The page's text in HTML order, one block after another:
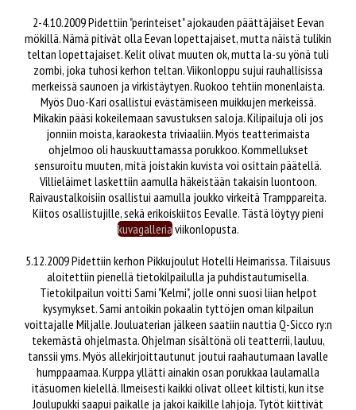
2-4.10.2009 Pidettiin "perinteiset" ajokauden päättäjäiset Eevan
mökillä. Nämä pitivät olla Eevan lopettajaiset, mutta näistä tulikin
teltan lopettajaiset. Kelit olivat muuten ok, mutta la-su yönä tuli
zombi, joka tuhosi kerhon teltan. Viikonloppu sujui rauhallisissa
merkeissä saunoen ja virkistäytyen. Ruokoo tehtiin monenlaista.
Myös Duo-Kari osallistui evästämiseen muikkujen merkeissä.
Mikakin pääsi kokeilemaan savustuksen saloja. Kilipailuja oli jos
jonniin moista, karaokesta triviaaliin. Myös teatterimaista
ohjelmoo oli hauskuuttamassa porukkoo. Kommellukset
sensuroitu muuten, mitä joistakin kuvista voi osittain päätellä.
Villieläimet laskettiin aamulla häkeistään takaisin luontoon.
Raivaustalkoisiin osallistui aamulla joukko virkeitä Tramppareita.
Kiitos osallistujille, sekä erikoiskiitos Eevalle. Tästä löytyy pieni
kuvagalleriaviikonlopusta.
5.12.2009 Pidettiin kerhon Pikkujoulut Hotelli Heimarissa. Tilaisuus
aloitettiin pienellä tietokilpailulla ja puhdistautumisella.
Tietokilpailun voitti Sami "Kelmi", jolle onni suosi liian helpot
kysymykset. Sami antoikin pokaalin tyttöjen oman kilpailun
voittajalle Miljalle. Jouluaterian jälkeen saatiin nauttia Q-Sicco ry:n
tekemästä ohjelmasta. Ohjelman sisältönä oli teatterrii, lauluu,
tanssii yms. Myös allekirjoittautunut joutui raahautumaan lavalle
humppaamaa. Kurppa yllätti ainakin osan porukkaa laulamalla
itäsuomen kielellä. Ilmeisesti kaikki olivat olleet kiltisti, kun itse
Joulupukki saapui paikalle ja jakoi kaikille lahjoja. Tytöt kiittivät